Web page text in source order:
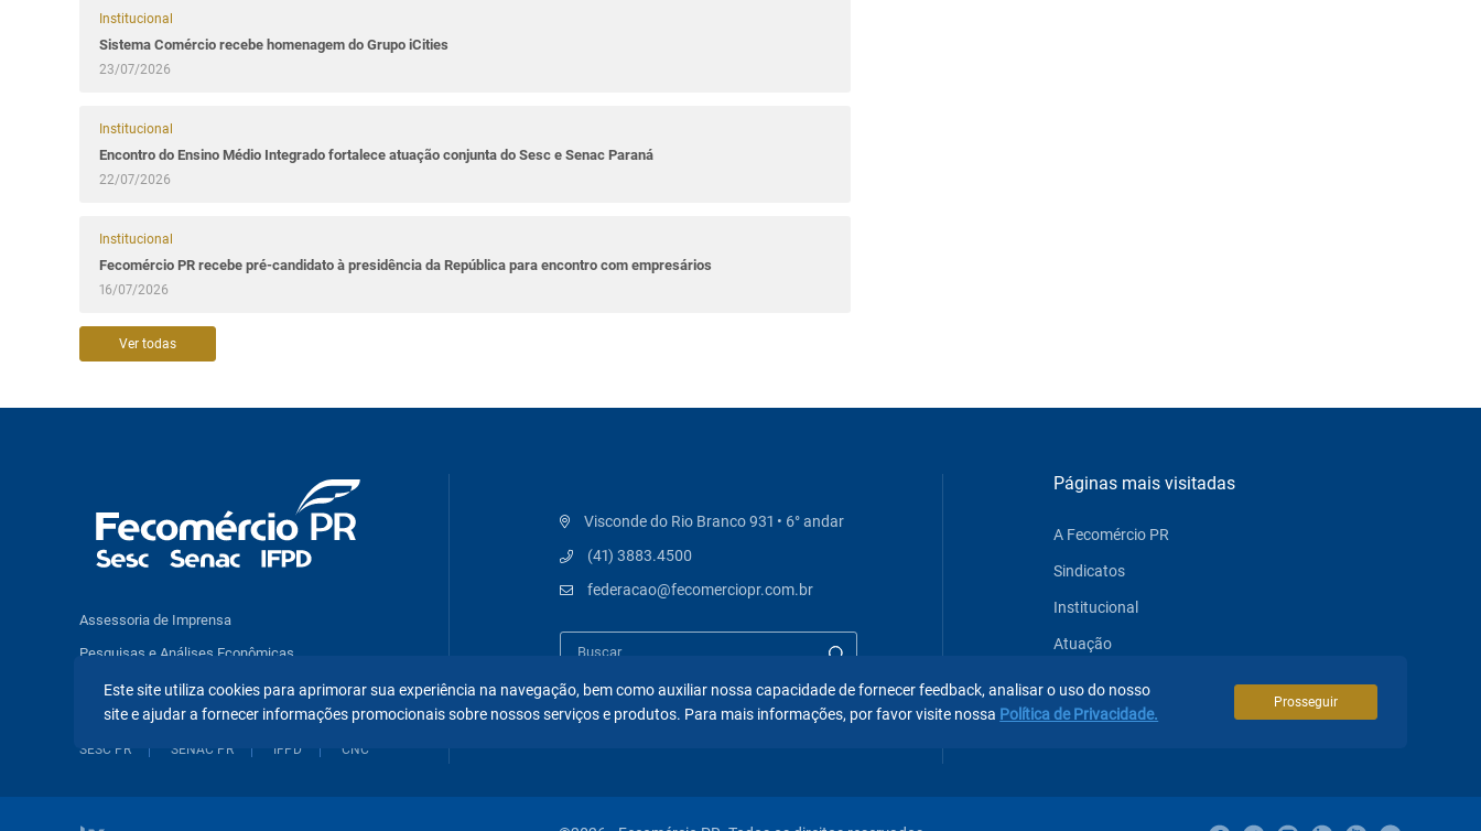
Institucional
Sistema Comércio recebe homenagem do Grupo iCities
23/07/2026
Institucional
Encontro do Ensino Médio Integrado fortalece atuação conjunta do Sesc e Senac Paraná
22/07/2026
Institucional
Fecomércio PR recebe pré-candidato à presidência da República para encontro com empresários
16/07/2026
Ver todas
Assessoria de Imprensa
Pesquisas e Análises Econômicas
Benefícios e Serviços
SESC PR SENAC PR IFPD CNC
Visconde do Rio Branco 931 • 6° andar
(41) 3883.4500
federacao@fecomerciopr.com.br
Páginas mais visitadas
A Fecomércio PR
Sindicatos
Institucional
Atuação
Eventos
Notícias
Este site utiliza cookies para aprimorar sua experiência na navegação, bem como auxiliar nossa capacidade de fornecer feedback, analisar o uso do nosso
site e ajudar a fornecer informações promocionais sobre nossos serviços e produtos. Para mais informações, por favor visite nossa Política de Privacidade.
Prosseguir